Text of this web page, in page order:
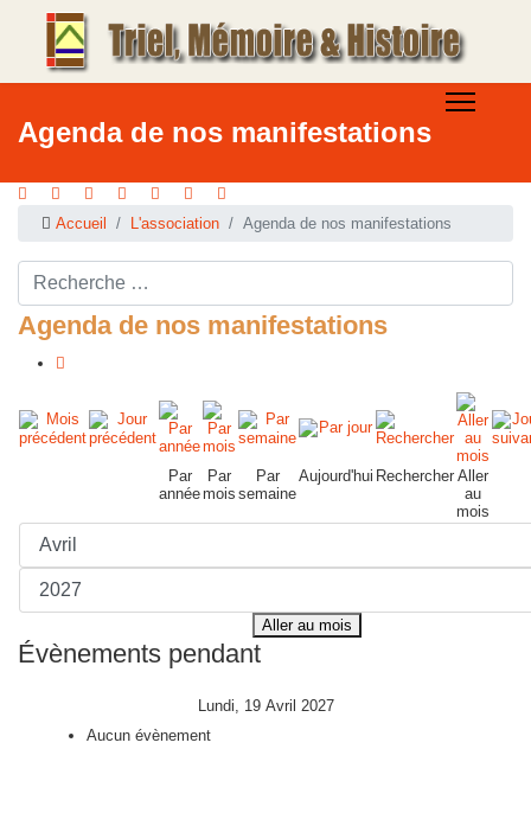
Agenda de nos manifestations
Accueil L'association Agenda de nos manifestations
Rechercher ...
Agenda de nos manifestations
Par
année
Par
mois
Par
semaine
Aujourd'hui Rechercher Aller
au
mois
Aller au mois
Évènements pendant
Lundi, 19 Avril 2027
Aucun évènement